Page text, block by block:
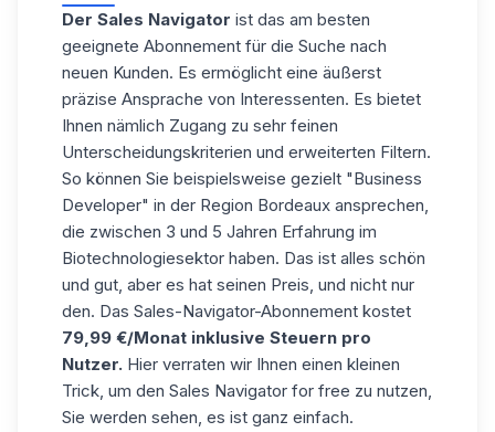
Der Sales Navigator ist das am besten
geeignete Abonnement für die Suche nach
neuen Kunden. Es ermöglicht eine äußerst
präzise Ansprache von Interessenten. Es bietet
Ihnen nämlich Zugang zu sehr feinen
Unterscheidungskriterien und erweiterten Filtern.
So können Sie beispielsweise gezielt "Business
Developer" in der Region Bordeaux ansprechen,
die zwischen 3 und 5 Jahren Erfahrung im
Biotechnologiesektor haben. Das ist alles schön
und gut, aber es hat seinen Preis, und nicht nur
den. Das Sales-Navigator-Abonnement kostet
79,99 €/Monat inklusive Steuern pro
Nutzer. Hier verraten wir Ihnen einen kleinen
Trick, um den Sales Navigator for free zu nutzen,
Sie werden sehen, es ist ganz einfach.